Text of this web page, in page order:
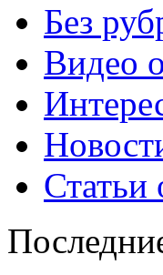
Без
Видео
Статьи